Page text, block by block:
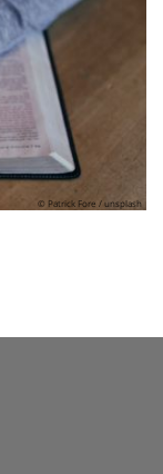
© Patrick Fore / unsplash